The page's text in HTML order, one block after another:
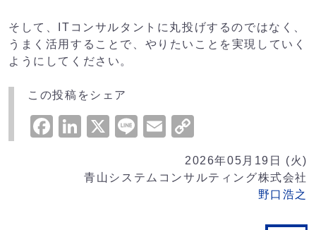
そして、ITコンサルタントに丸投げするのではなく、
うまく活用することで、やりたいことを実現していく
ようにしてください。
この投稿をシェア
Facebook
LinkedIn
X LineEmail
Link
2026年05月19日 (火)
青山システムコンサルティング株式会社
野口浩之